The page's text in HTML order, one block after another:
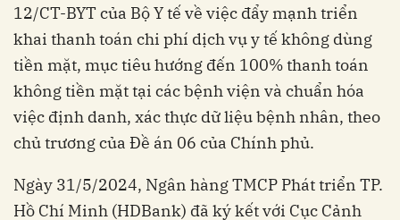
12/CT-BYT của Bộ Y tế về việc đẩy mạnh triển
khai thanh toán chi phí dịch vụ y tế không dùng
tiền mặt, mục tiêu hướng đến 100% thanh toán
không tiền mặt tại các bệnh viện và chuẩn hóa
việc định danh, xác thực dữ liệu bệnh nhân, theo
chủ trương của Đề án 06 của Chính phủ.
Ngày 31/5/2024, Ngân hàng TMCP Phát triển TP.
Hồ Chí Minh (HDBank) đã ký kết với Cục Cảnh